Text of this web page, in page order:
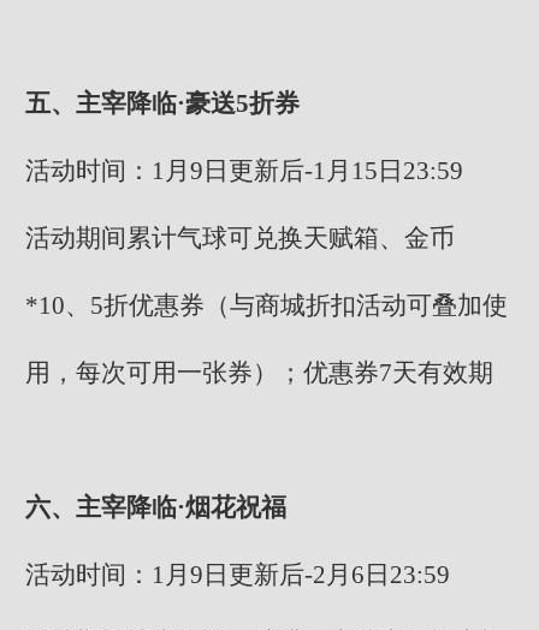
五、主宰降临·豪送5折券
活动时间：1月9日更新后-1月15日23:59
活动期间累计气球可兑换天赋箱、金币
*10、5折优惠券（与商城折扣活动可叠加使
用，每次可用一张券）；优惠券7天有效期
六、主宰降临·烟花祝福
活动时间：1月9日更新后-2月6日23:59